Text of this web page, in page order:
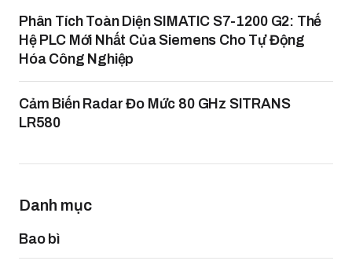
Phân Tích Toàn Diện SIMATIC S7-1200 G2: Thế
Hệ PLC Mới Nhất Của Siemens Cho Tự Động
Hóa Công Nghiệp
Cảm Biến Radar Đo Mức 80 GHz SITRANS
LR580
Danh mục
Bao bì